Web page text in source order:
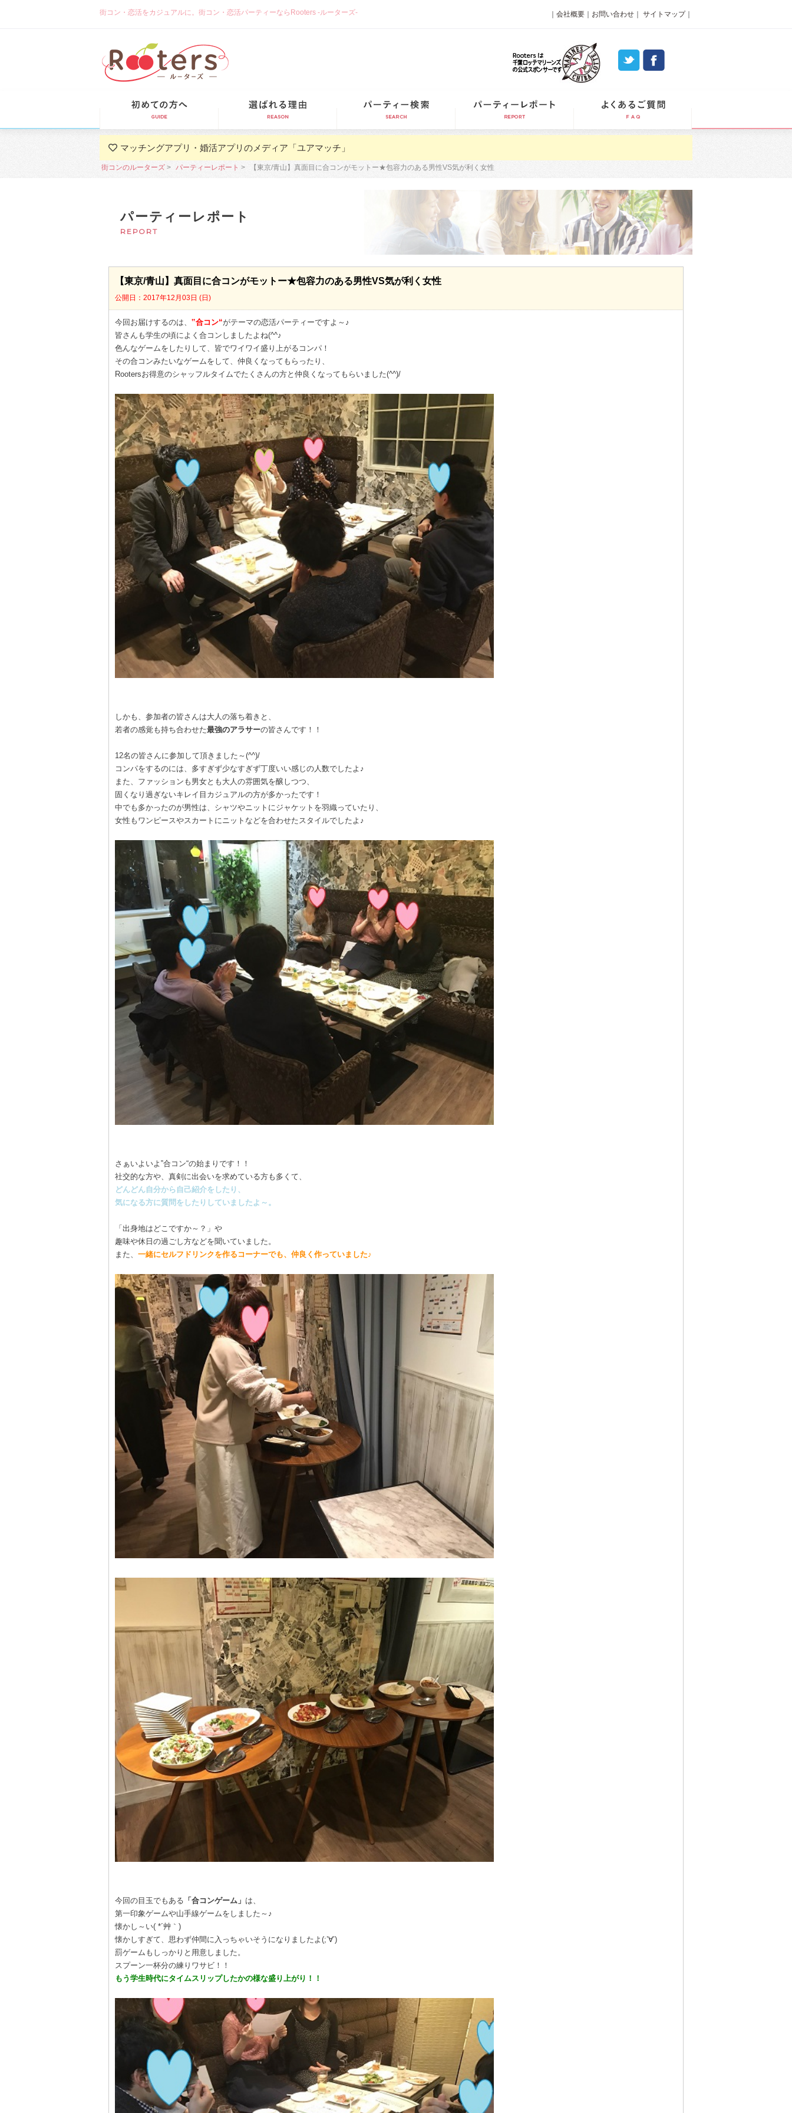
街コン・恋活をカジュアルに。街コン・恋活パーティーならRooters -ルーターズ- 会社概要 お問い合わせ サイトマップ｜
マッチングアプリ・婚活アプリのメディア「ユアマッチ」
街コンのルーターズ パーティーレポート 【東京/青山】真面目に合コンがモットー★包容力のある男性VS気が利く女性
パーティーレポート
REPORT
【東京/青山】真面目に合コンがモットー★包容力のある男性VS気が利く女性
公開日：2017年12月03日 (日)
今回お届けするのは、 ‟合コン“がテーマの恋活パーティーですよ～♪
皆さんも学生の頃によく合コンしましたよね(^^♪
色んなゲームをしたりして、皆でワイワイ盛り上がるコンパ！
その合コンみたいなゲームをして、仲良くなってもらったり、
Rootersお得意のシャッフルタイムでたくさんの方と仲良くなってもらいました(^^)/
しかも、参加者の皆さんは大人の落ち着きと、
若者の感覚も持ち合わせた最強のアラサーの皆さんです！！
12名の皆さんに参加して頂きました～(^^)/
コンパをするのには、多すぎず少なすぎず丁度いい感じの人数でしたよ♪
また、ファッションも男女とも大人の雰囲気を醸しつつ、
固くなり過ぎないキレイ目カジュアルの方が多かったです！
中でも多かったのが男性は、シャツやニットにジャケットを羽織っていたり、
女性もワンピースやスカートにニットなどを合わせたスタイルでしたよ♪
さぁいよいよ‟合コン“の始まりです！！
社交的な方や、真剣に出会いを求めている方も多くて、
どんどん自分から自己紹介をしたり、
気になる方に質問をしたりしていましたよ～。
「出身地はどこですか～？」や
趣味や休日の過ごし方などを聞いていました。
また、 一緒にセルフドリンクを作るコーナーでも、仲良く作っていました♪
今回の目玉でもある 「合コンゲーム」 は、
第一印象ゲームや山手線ゲームをしました～♪
懐かし～い( *´艸｀)
懐かしすぎて、思わず仲間に入っちゃいそうになりましたよ(;’∀’)
罰ゲームもしっかりと用意しました。
スプーン一杯分の練りワサビ！！
もう学生時代にタイムスリップしたかの様な盛り上がり！！